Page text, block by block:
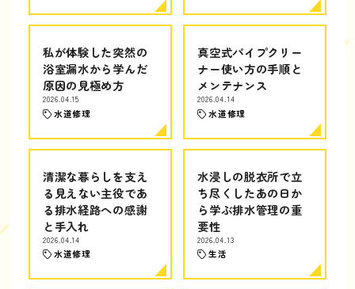
私が体験した突然の
浴室漏水から学んだ
原因の見極め方
2026.04.15
水道修理
真空式パイプクリー
ナー使い方の手順と
メンテナンス
2026.04.14
水道修理
清潔な暮らしを支え
る見えない主役であ
る排水経路への感謝
と手入れ
2026.04.14
水道修理
水浸しの脱衣所で立
ち尽くしたあの日か
ら学ぶ排水管理の重
要性
2026.04.13
生活